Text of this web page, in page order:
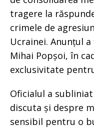
tragere la
crimele de
Ucrainei. Anunțul
Mihai Popșoi, în
exclusivitate pentru
Oficialul a
discuta și despre
sensibil pentru o